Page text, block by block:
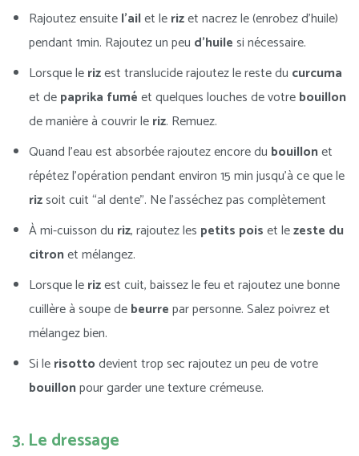
Rajoutez ensuitel’ailet lerizet nacrez le (enrobez d’huile)
pendant 1min. Rajoutez un peu d’huilesi nécessaire.
Lorsque lerizest translucide rajoutez le reste du curcuma
et depaprika fuméet quelques louches de votrebouillon
de manière à couvrir leriz. Remuez.
Quand l’eau est absorbée rajoutez encore du bouillonet
répétez l’opération pendant environ 15 min jusqu’à ce que le
rizsoit cuit “al dente”. Ne l’asséchez pas complètement
À mi-cuisson du riz, rajoutez les petits poiset lezeste du
citronet mélangez.
Lorsque lerizest cuit, baissez le feu et rajoutez une bonne
cuillère à soupe debeurrepar personne. Salez poivrez et
mélangez bien.
Si lerisottodevient trop sec rajoutez un peu de votre
bouillonpour garder une texture crémeuse.
3. Le dressage